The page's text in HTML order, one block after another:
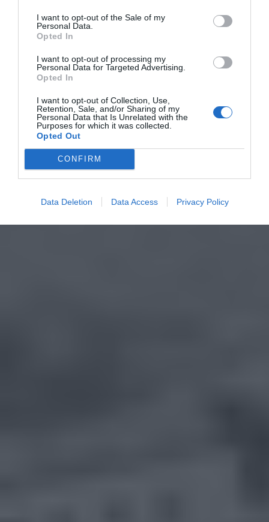
I want to opt-out of the Sale of my
Personal Data.
Opted In
I want to opt-out of processing my
Personal Data for Targeted Advertising.
Opted In
I want to opt-out of Collection, Use,
Retention, Sale, and/or Sharing of my
Personal Data that Is Unrelated with the
Purposes for which it was collected.
Opted Out
CONFIRM
Data Deletion Data Access Privacy Policy